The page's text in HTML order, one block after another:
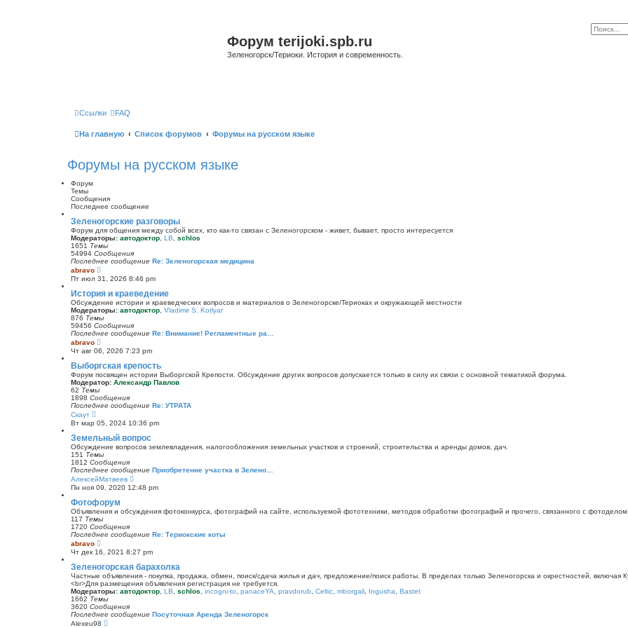
Форум terijoki.spb.ru
Зеленогорск/Териоки. История и современность.
Ссылки FAQ
На главную Список форумов Форумы на русском языке
Форумы на русском языке
Форум
Темы
Сообщения
Последнее сообщение
Зеленогорские разговоры
Форум для общения между собой всех, кто как-то связан с Зеленогорском - живет, бывает, просто интересуется
Модераторы: автодоктор LB
schlos
1651 Темы
54994 Сообщения
Последнее сообщение Re: Зеленогорская медицина
abravo
е
р
е
й
т
и
к
п
о
л
д
н
е
у
с
о
щ
е
н
и
ю
Пт июл 31, 2026 8:46 pm
История и краеведение
Обсуждение истории и краеведческих вопросов и материалов о Зеленогорске/Териоках и окружающей местности
Модераторы: автодоктор Vladimir S. Kotlyar
876 Темы
59456 Сообщения
Последнее сообщение Re: Внимание! Регламентные ра…
abravo
е
р
е
й
т
и
п
о
л
д
н
е
м
у
с
о
б
щ
е
н
и
Чт авг 06, 2026 7:23 pm
Выборгская крепость
Форум посвящен истории Выборгской Крепости. Обсуждение других вопросов допускается только в силу их связи с основной тематикой форума.
Модератор: Александр Павлов
62 Темы
1898 Сообщения
Последнее сообщение Re: УТРАТА
Скаут
е
р
е
й
т
и
к
п
о
с
е
д
н
е
м
у
с
о
б
щ
е
н
и
ю
Вт мар 05, 2024 10:36 pm
Земельный вопрос
Обсуждение вопросов землевладения, налогообложения земельных участков и строений, строительства и аренды домов, дач.
151 Темы
1812 Сообщения
Последнее сообщение Приобретение участка в Зелено…
АлексейМатвеев
е
р
т
п
с
е
д
н
е
с
Пн ноя 09, 2020 12:48 pm
Фотофорум
Объявления и обсуждения фотоконкурса, фотографий на сайте, используемой фототехники, методов обработки фотографий и прочего, связанного с фотоделом.
117 Темы
1720 Сообщения
Последнее сообщение Re: Териокские коты
abravo
е
р
е
й
т
и
к
п
о
с
л
Чт дек 16, 2021 8:27 pm
Зеленогорская барахолка
Частные объявления - покупка, продажа, обмен, поиск/сдача жилья и дач, предложение/поиск работы. В пределах только Зеленогорска и окрестностей,
<br>Для размещения объявления регистрация не требуется.
Модераторы: автодоктор LB schlos incogni-to panaceYA pravdorub Celtic mborgali Ingusha
Bastet
1662 Темы
3620 Сообщения
Последнее сообщение Посуточная Аренда Зеленогорск
Alexeu98